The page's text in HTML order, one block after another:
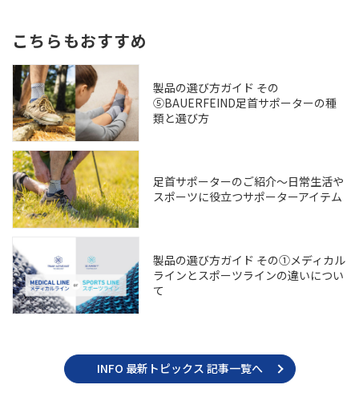
こちらもおすすめ
製品の選び方ガイド その
⑤BAUERFEIND足首サポーターの種
類と選び方
足首サポーターのご紹介～日常生活や
スポーツに役立つサポーターアイテム
製品の選び方ガイド その①メディカル
ラインとスポーツラインの違いについ
て
INFO 最新トピックス 記事一覧へ